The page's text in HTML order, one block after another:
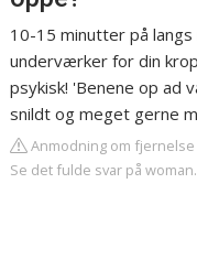
10-15 minutter på
underværker for din
psykisk! 'Benene op ad
snildt og meget gerne
Anmodning om fjernelse
Se det fulde svar på